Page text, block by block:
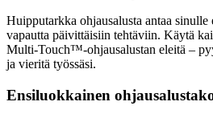
Huipputarkka ohjausalusta antaa sinulle
vapautta päivittäisiin tehtäviin. Käytä
Multi-Touch™-ohjausalustan eleitä –
ja vieritä työssäsi.
Ensiluokkainen